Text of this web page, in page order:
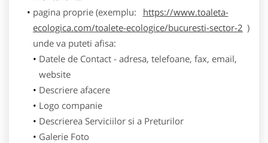
pagina proprie (exemplu:
https://www.toaleta-
ecologica.com/toalete-ecologice/bucuresti-sector-2 )
unde va puteti afisa:
Datele de Contact - adresa, telefoane, fax, email,
website
Descriere afacere
Logo companie
Descrierea Serviciilor si a Preturilor
Galerie Foto